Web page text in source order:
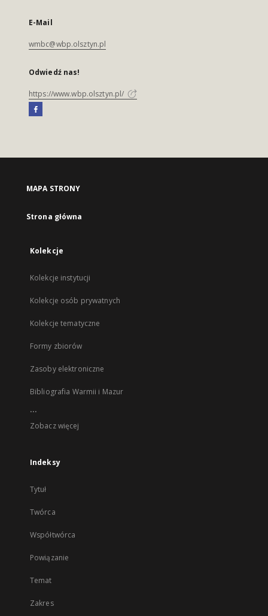
E-Mail
wmbc@wbp.olsztyn.pl
Odwiedź nas!
https://www.wbp.olsztyn.pl/
MAPA STRONY
Strona główna
Kolekcje
Kolekcje instytucji
Kolekcje osób prywatnych
Kolekcje tematyczne
Formy zbiorów
Zasoby elektroniczne
Bibliografia Warmii i Mazur
...
Zobacz więcej
Indeksy
Tytuł
Twórca
Współtwórca
Powiązanie
Temat
Zakres